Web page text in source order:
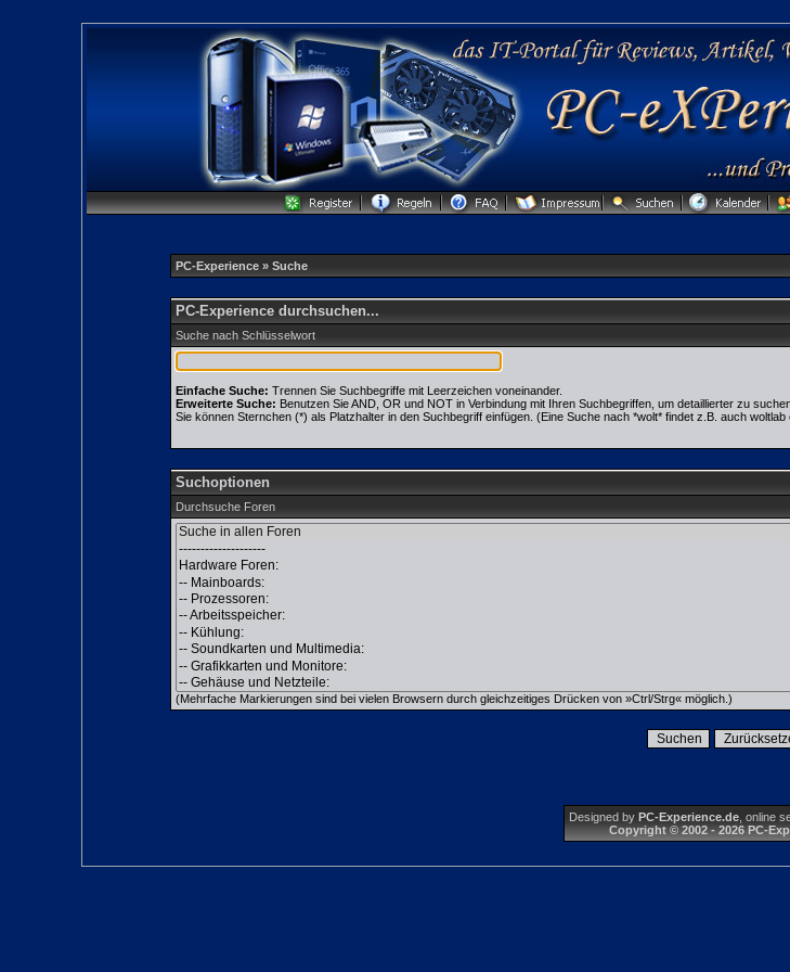
PC-Experience » Suche
PC-Experience durchsuchen...
Suche nach Schlüsselwort
Einfache Suche: Trennen Sie Suchbegriffe mit Leerzeichen voneinander.
Erweiterte Suche: Benutzen Sie AND, OR und NOT in Verbindung mit Ihren Suchbegriffen, um detaillierter zu
Sie können Sternchen (*) als Platzhalter in den Suchbegriff einfügen. (Eine Suche nach *wolt* findet z.B. auch woltlab
Suchoptionen
Durchsuche Foren
(Mehrfache Markierungen sind bei vielen Browsern durch gleichzeitiges Drücken von »Ctrl/Strg« möglich.)
Designed by PC-Experience.de, online
Copyright © 2002 - 2026 PC-